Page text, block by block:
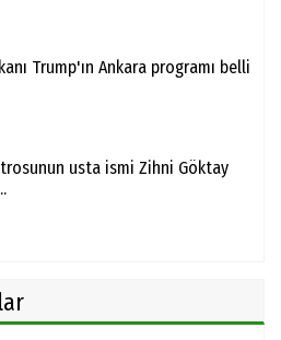
Trump'ın Ankara programı belli
usta ismi Zihni Göktay